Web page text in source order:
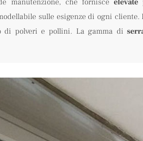
manutenzione, che fornisce
sulle esigenze di ogni
di polveri e pollini. La gamma di